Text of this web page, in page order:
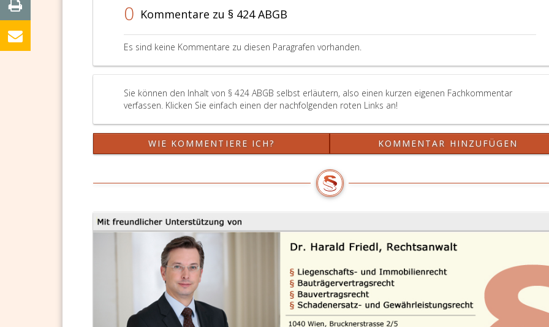
0 Kommentare zu § 424 ABGB
Es sind keine Kommentare zu diesen Paragrafen vorhanden.
Sie können den Inhalt von § 424 ABGB selbst erläutern, also einen kurzen eigenen Fachkommentar
verfassen. Klicken Sie einfach einen der nachfolgenden roten Links an!
WIE KOMMENTIERE ICH? KOMMENTAR HINZUFÜGEN